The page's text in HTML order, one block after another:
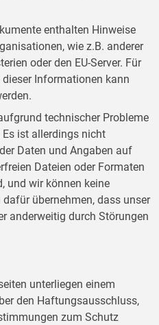
enthalten Hinweise
wie z.B. anderer
oder den EU-Server. Für
Informationen kann
technischer Probleme
ist allerdings nicht
Daten und Angaben auf
Dateien oder Formaten
und wir können keine
übernehmen, dass unser
anderweitig durch Störungen
unterliegen einem
den Haftungsausschluss,
zum Schutz